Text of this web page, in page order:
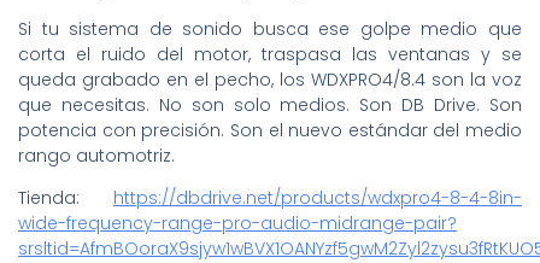
Si tu sistema de sonido busca ese golpe medio que
corta el ruido del motor, traspasa las ventanas y se
queda grabado en el pecho, los WDXPRO4/8.4 son la voz
que necesitas. No son solo medios. Son DB Drive. Son
potencia con precisión. Son el nuevo estándar del medio
rango automotriz.
Tienda: https://dbdrive.net/products/wdxpro4-8-4-8in-
wide-frequency-range-pro-audio-midrange-pair?